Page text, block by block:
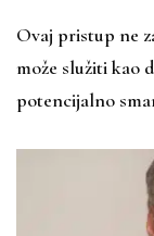
Ovaj pristup ne
može služiti kao
potencijalno